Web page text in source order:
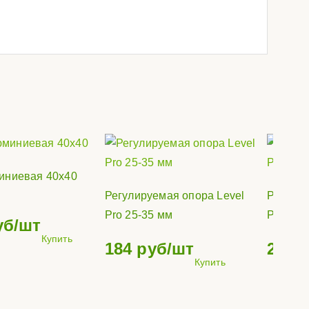
40х40
шт
Купить
Регулируемая опора Level
Pro 25-35 мм
184 руб/шт
Купить
Pro 35-
216